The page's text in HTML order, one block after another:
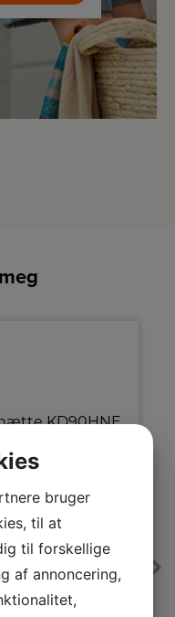
bruger
til at
til forskellige
af annoncering,